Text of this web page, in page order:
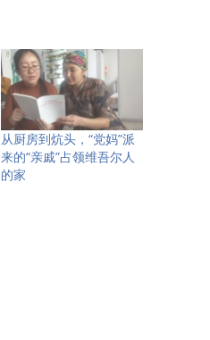
从厨房到炕头，“党妈”派
来的“亲戚”占领维吾尔人
的家